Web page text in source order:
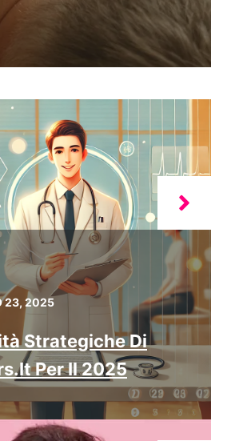
23, 2025
Strategiche Di
Per Il 2025